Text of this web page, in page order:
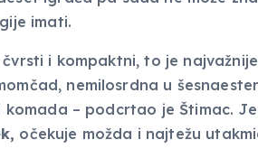
imati.
i kompaktni, to je
nemilosrdna u
– podcrtao je Štimac.
očekuje možda i najtežu